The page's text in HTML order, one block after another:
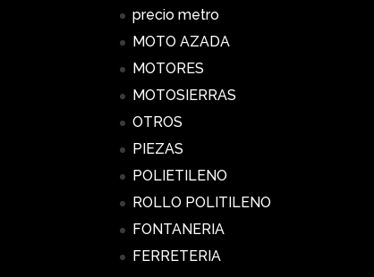
precio metro
MOTO AZADA
MOTORES
MOTOSIERRAS
OTROS
PIEZAS
POLIETILENO
ROLLO POLITILENO
FONTANERIA
FERRETERIA